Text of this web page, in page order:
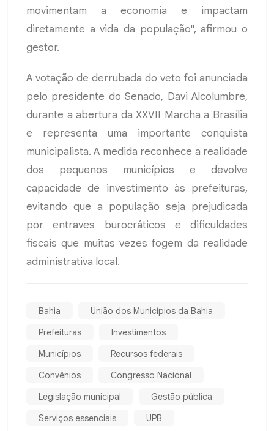
movimentam a economia e impactam
diretamente a vida da população", afirmou o
gestor.
A votação de derrubada do veto foi anunciada
pelo presidente do Senado, Davi Alcolumbre,
durante a abertura da XXVII Marcha a Brasília
e representa uma importante conquista
municipalista. A medida reconhece a realidade
dos pequenos municípios e devolve
capacidade de investimento às prefeituras,
evitando que a população seja prejudicada
por entraves burocráticos e dificuldades
fiscais que muitas vezes fogem da realidade
administrativa local.
Bahia
União dos Municípios da Bahia
Prefeituras
Investimentos
Municípios
Recursos federais
Convênios
Congresso Nacional
Legislação municipal
Gestão pública
Serviços essenciais
UPB